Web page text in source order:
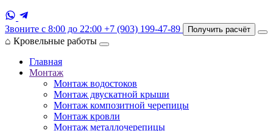
Звоните с 8:00 до 22:00 +7 (903) 199-47-89 Получить расчёт
⌂ Кровельные работы
Главная
Монтаж
Монтаж водостоков
Монтаж двускатной крыши
Монтаж композитной черепицы
Монтаж кровли
Монтаж металлочерепицы